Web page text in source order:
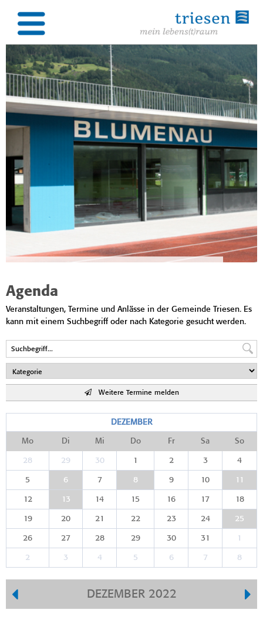
Agenda
Veranstaltungen, Termine und Anlässe in der Gemeinde Triesen. Es
kann mit einem Suchbegriff oder nach Kategorie gesucht werden.
Weitere Termine melden
DEZEMBER
Mo Di Mi Do Fr Sa So
28 29 30 1 2 3 4
5 6 7 8 9 10 11
12 13 14 15 16 17 18
19 20 21 22 23 24 25
26 27 28 29 30 31 1
2 3 4 5 6 7 8
DEZEMBER 2022